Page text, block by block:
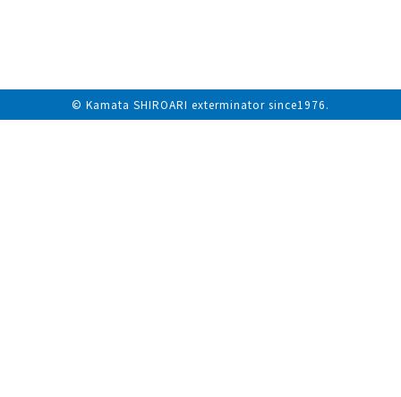
© Kamata SHIROARI exterminator since1976.